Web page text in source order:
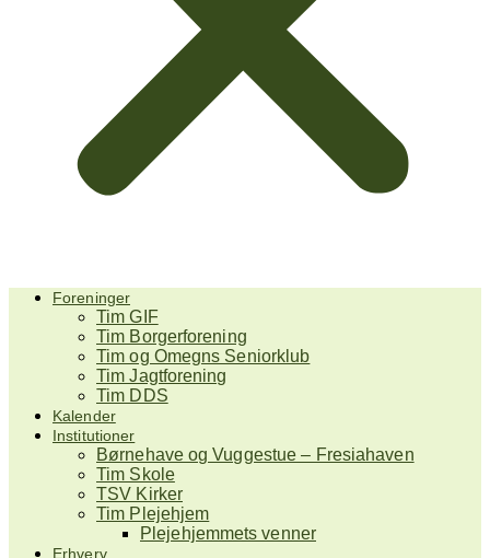
Foreninger
Tim GIF
Tim Borgerforening
Tim og Omegns Seniorklub
Tim Jagtforening
Tim DDS
Kalender
Institutioner
Børnehave og Vuggestue – Fresiahaven
Tim Skole
TSV Kirker
Tim Plejehjem
Plejehjemmets venner
Erhverv